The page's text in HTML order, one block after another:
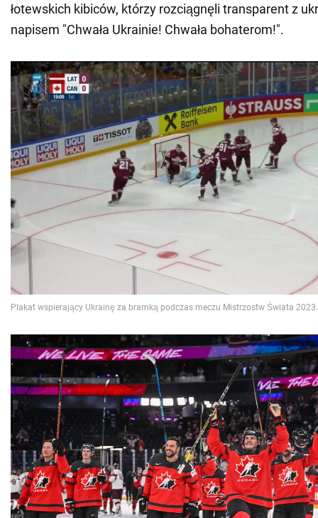
łotewskich kibiców, którzy rozciągnęli transparent z
napisem "Chwała Ukrainie! Chwała bohaterom!".